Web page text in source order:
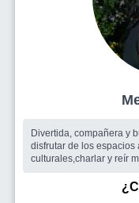
Divertida, compañera y
disfrutar de los
culturales,charlar y reír
la vida. Una gran
poder reír y disfrutar de